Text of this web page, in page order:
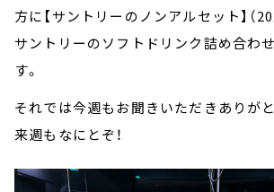
方に【サントリーのノンアルセット】（
サントリーのソフトドリンク詰め合わ
す。
それでは今週もお聞きいただきありが
来週もなにとぞ！